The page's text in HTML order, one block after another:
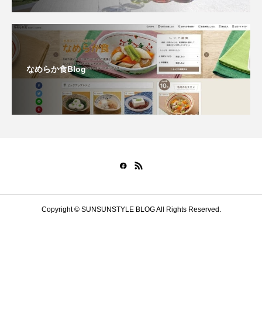
なめらか食Blog
Copyright © SUNSUNSTYLE BLOG All Rights Reserved.